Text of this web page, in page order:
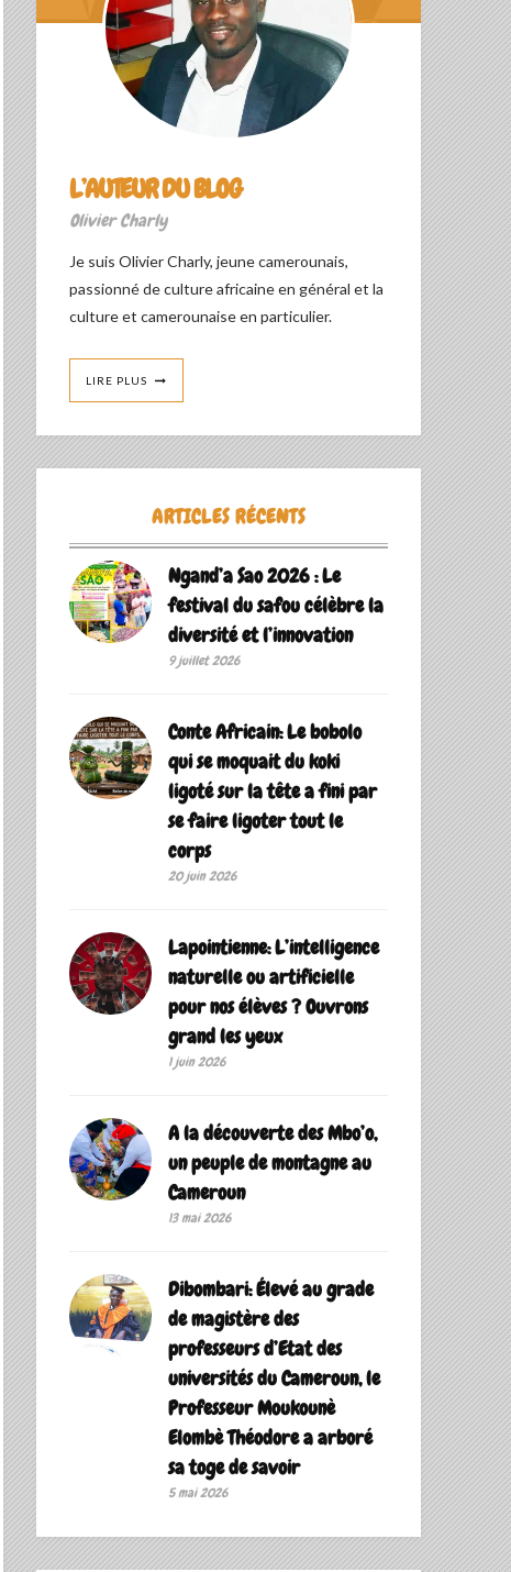
L’AUTEUR DU BLOG
Olivier Charly
Je suis Olivier Charly, jeune camerounais,
passionné de culture africaine en général et la
culture et camerounaise en particulier.
LIRE PLUS
ARTICLES RÉCENTS
Ngand’a Sao 2026 : Le
festival du safou célèbre la
diversité et l’innovation
9 juillet 2026
Conte Africain: Le bobolo
qui se moquait du koki
ligoté sur la tête a fini par
se faire ligoter tout le
corps
20 juin 2026
Lapointienne: L’intelligence
naturelle ou artificielle
pour nos élèves ? Ouvrons
grand les yeux
1 juin 2026
A la découverte des Mbo’o,
un peuple de montagne au
Cameroun
13 mai 2026
Dibombari: Élevé au grade
de magistère des
professeurs d’Etat des
universités du Cameroun, le
Professeur Moukounè
Elombè Théodore a arboré
sa toge de savoir ‎
5 mai 2026